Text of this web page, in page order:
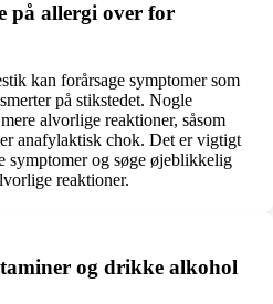
på allergi over for
kan forårsage symptomer som
på stikstedet. Nogle
alvorlige reaktioner, såsom
anafylaktisk chok. Det er vigtigt
symptomer og søge øjeblikkelig
reaktioner.
og drikke alkohol